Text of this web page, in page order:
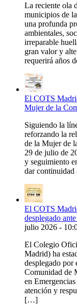
La reciente ola
municipios de
una profunda
ambientales,
irreparable
gran valor y
requerirá años
El COTS
Mujer de la
Siguiendo la
reforzando la
de la Mujer de
29 de julio de
y seguimiento
dar
El COTS
desplegado
julio 2026 -
El Colegio
Madrid) ha
desplegado por
Comunidad de
en
atención y
[…]